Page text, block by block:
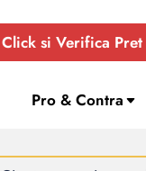
Click si Verifica Pret